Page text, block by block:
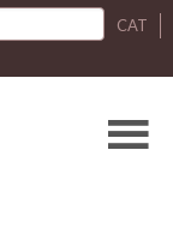
CAT